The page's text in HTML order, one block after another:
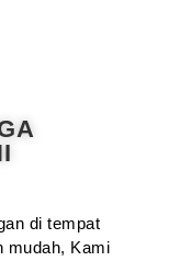
di tempat
mudah, Kami